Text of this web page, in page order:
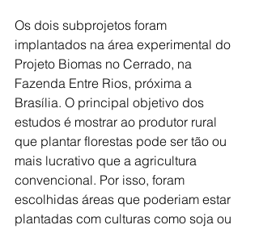
Os dois subprojetos foram
implantados na área experimental do
Projeto Biomas no Cerrado, na
Fazenda Entre Rios, próxima a
Brasília. O principal objetivo dos
estudos é mostrar ao produtor rural
que plantar florestas pode ser tão ou
mais lucrativo que a agricultura
convencional. Por isso, foram
escolhidas áreas que poderiam estar
plantadas com culturas como soja ou